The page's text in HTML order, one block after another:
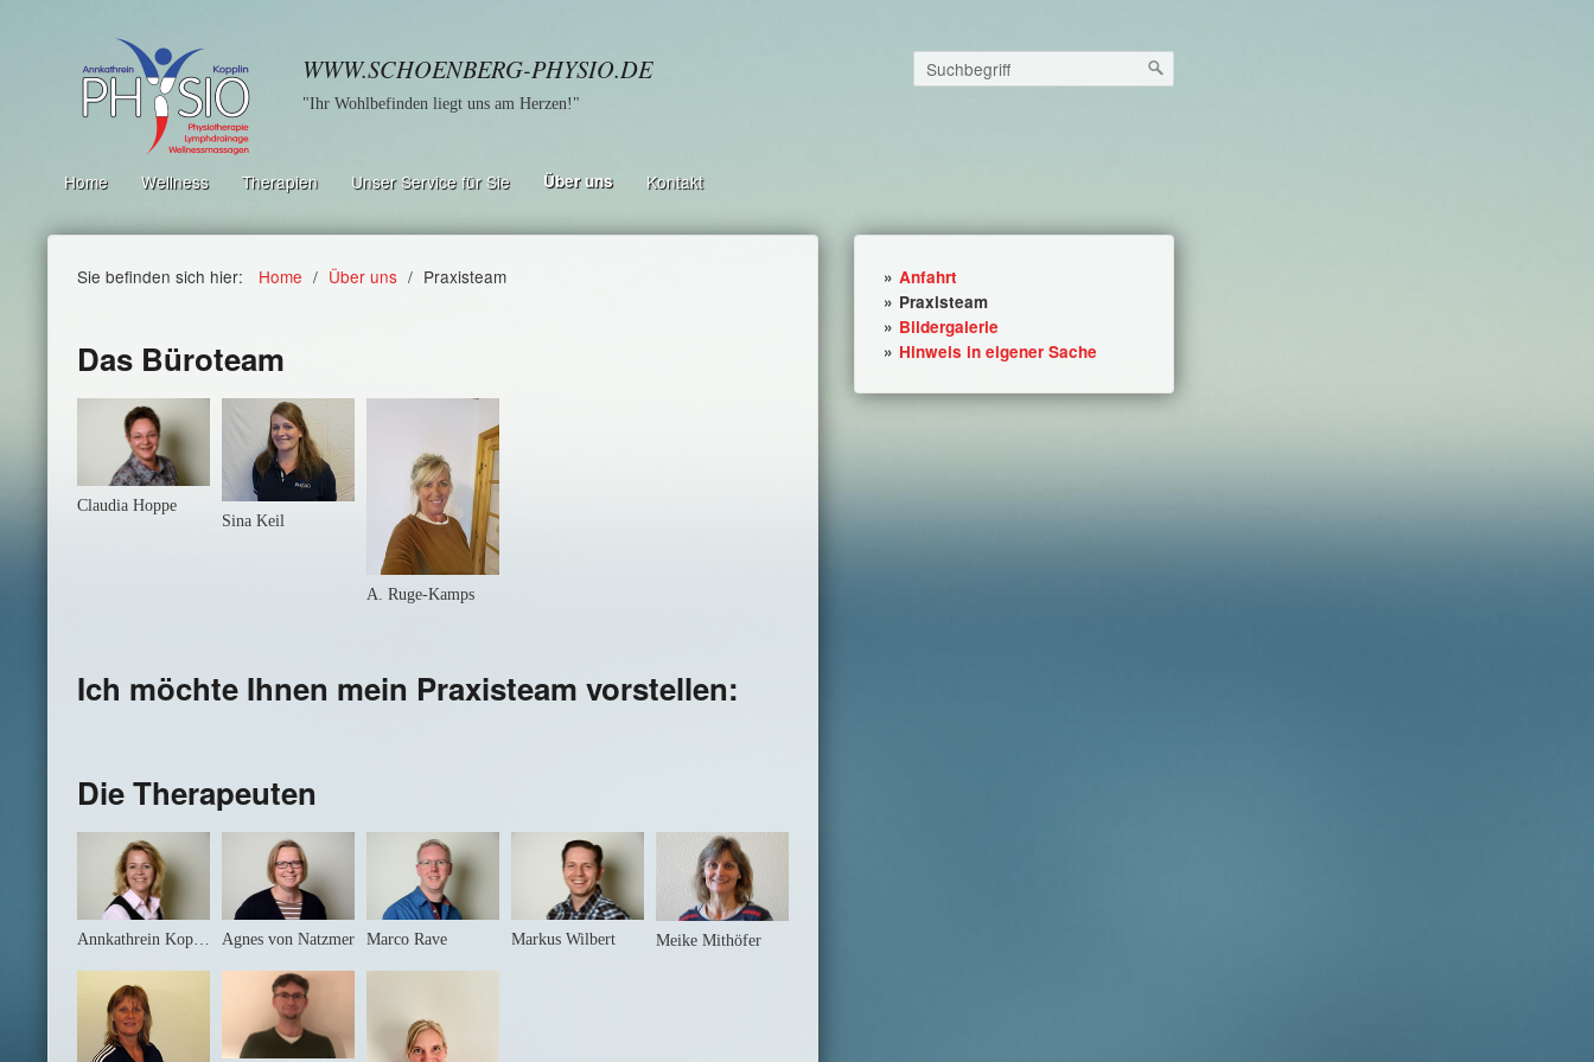
WWW.SCHOENBERG-PHYSIO.DE
"Ihr Wohlbefinden liegt uns am Herzen!"
Home Wellness Therapien Unser Service für Sie Über uns Kontakt
Anfahrt
Praxisteam
Bildergalerie
Hinweis in eigener Sache
Sie befinden sich hier: Home / Über uns / Praxisteam
Das Büroteam
Claudia Hoppe
Sina Keil
A. Ruge-Kamps
Ich möchte Ihnen mein Praxisteam vorstellen:
Die Therapeuten
Annkathrein Kopplin Agnes von Natzmer Marco Rave Markus Wilbert Meike Mithöfer